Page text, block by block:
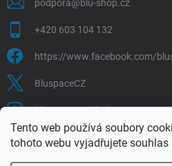
Tento web používá soubory
tohoto webu vyjadřujete
podpora@blu-shop.cz
+420 603 104 132
https://www.facebook.com/
BluspaceCZ
bluspace.cz_blushop.cz
Blu-space.cz Blu-